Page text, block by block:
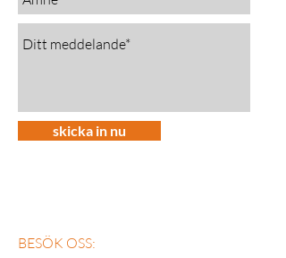
skicka in nu
BESÖK OSS: